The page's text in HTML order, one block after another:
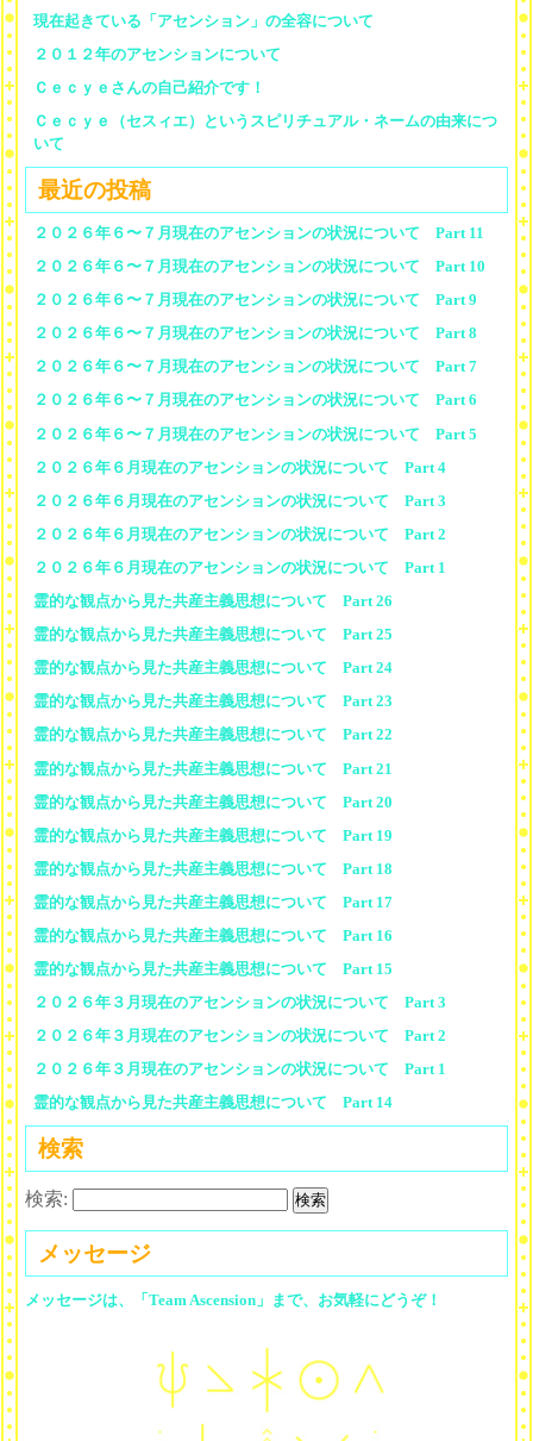
現在起きている「アセンション」の全容について
２０１２年のアセンションについて
Ｃｅｃｙｅさんの自己紹介です！
Ｃｅｃｙｅ（セスィエ）というスピリチュアル・ネームの由来につ
いて
最近の投稿
２０２６年６〜７月現在のアセンションの状況について Part 11
２０２６年６〜７月現在のアセンションの状況について Part 10
２０２６年６〜７月現在のアセンションの状況について Part 9
２０２６年６〜７月現在のアセンションの状況について Part 8
２０２６年６〜７月現在のアセンションの状況について Part 7
２０２６年６〜７月現在のアセンションの状況について Part 6
２０２６年６〜７月現在のアセンションの状況について Part 5
２０２６年６月現在のアセンションの状況について Part 4
２０２６年６月現在のアセンションの状況について Part 3
２０２６年６月現在のアセンションの状況について Part 2
２０２６年６月現在のアセンションの状況について Part 1
霊的な観点から見た共産主義思想について Part 26
霊的な観点から見た共産主義思想について Part 25
霊的な観点から見た共産主義思想について Part 24
霊的な観点から見た共産主義思想について Part 23
霊的な観点から見た共産主義思想について Part 22
霊的な観点から見た共産主義思想について Part 21
霊的な観点から見た共産主義思想について Part 20
霊的な観点から見た共産主義思想について Part 19
霊的な観点から見た共産主義思想について Part 18
霊的な観点から見た共産主義思想について Part 17
霊的な観点から見た共産主義思想について Part 16
霊的な観点から見た共産主義思想について Part 15
２０２６年３月現在のアセンションの状況について Part 3
２０２６年３月現在のアセンションの状況について Part 2
２０２６年３月現在のアセンションの状況について Part 1
霊的な観点から見た共産主義思想について Part 14
検索
検索:
メッセージ
メッセージは、「Team Ascension」まで、お気軽にどうぞ！